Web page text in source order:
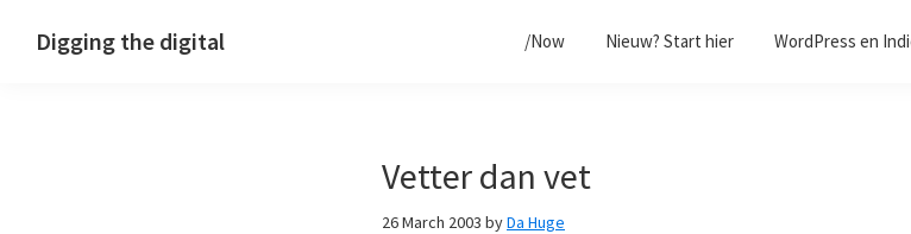
Digging the digital /Now Nieuw? Start hier WordPress en
Vetter dan vet
26 March 2003 byDa Huge